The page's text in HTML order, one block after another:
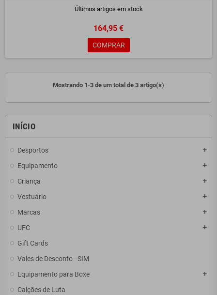
INÍCIO
Desportos add
Equipamento add
Criança add
Vestuário add
Marcas add
UFC add
Gift Cards
Vales de Desconto - SIM
Equipamento para Boxe
add
Calções de Luta
Últimos artigos em stock
164,95 €
COMPRAR
Mostrando 1-3 de um total de 3 artigo(s)